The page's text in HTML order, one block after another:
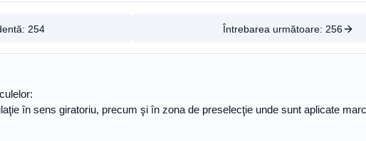
254 Întrebarea următoare: 256
în sens giratoriu, precum şi în zona de preselecţie unde sunt aplicate